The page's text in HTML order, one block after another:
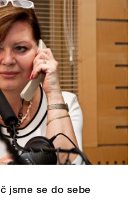
jsme se do sebe